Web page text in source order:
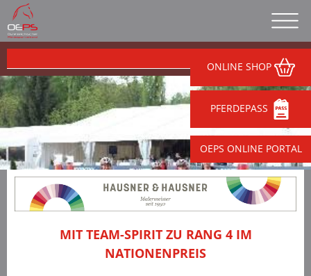
ONLINE SHOP
PFERDEPASS
OEPS ONLINE PORTAL
MIT TEAM-SPIRIT ZU RANG 4 IM
NATIONENPREIS